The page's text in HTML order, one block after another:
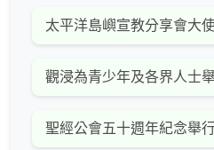
太平洋島嶼宣教分享會大
觀浸為青少年及各界人士
聖經公會五十週年紀念舉